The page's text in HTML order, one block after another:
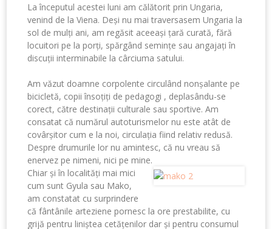
La începutul acestei luni am călătorit prin Ungaria,
venind de la Viena. Deși nu mai traversasem Ungaria la
sol de mulți ani, am regăsit aceeași țară curată, fără
locuitori pe la porți, spărgând semințe sau angajați în
discuții interminabile la cârciuma satului.
Am văzut doamne corpolente circulând nonșalante pe
bicicletă, copii însoțiți de pedagogi , deplasându-se
corect, către destinații culturale sau sportive. Am
consatat că numărul autoturismelor nu este atât de
covârșitor cum e la noi, circulația fiind relativ redusă.
Despre drumurile lor nu amintesc, că nu vreau să
enervez pe nimeni, nici pe mine.
Chiar și în localități mai mici
cum sunt Gyula sau Mako,
am constatat cu surprindere
că fântânile arteziene pornesc la ore prestabilite, cu
grijă pentru liniștea cetățenilor dar și pentru consumul